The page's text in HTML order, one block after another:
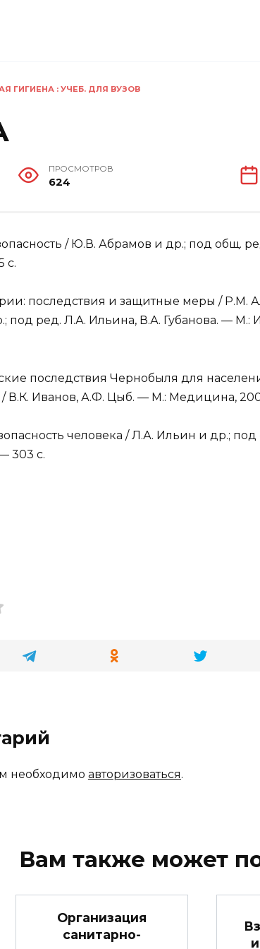
ГИГИЕНА : УЧЕБ. ДЛЯ ВУЗОВ
ПРОСМОТРОВ
624
/ Ю.В. Абрамов и др.; под общ.
с.
последствия и защитные меры / Р.М.
под ред. Л.А. Ильина, В.А. Губанова. — М.:
последствия Чернобыля для
В.К. Иванов, А.Ф. Цыб. — М.: Медицина,
человека / Л.А. Ильин и др.;
303 с.
необходимо авторизоваться.
Вам также может
Организация
санитарно-